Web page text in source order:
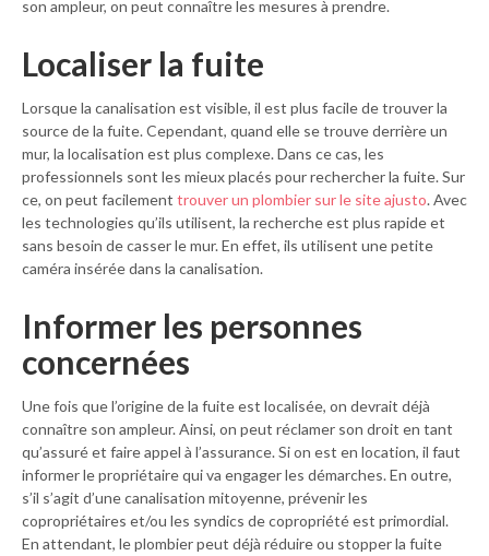
son ampleur, on peut connaître les mesures à prendre.
Localiser la fuite
Lorsque la canalisation est visible, il est plus facile de trouver la
source de la fuite. Cependant, quand elle se trouve derrière un
mur, la localisation est plus complexe. Dans ce cas, les
professionnels sont les mieux placés pour rechercher la fuite. Sur
ce, on peut facilement trouver un plombier sur le site ajusto. Avec
les technologies qu’ils utilisent, la recherche est plus rapide et
sans besoin de casser le mur. En effet, ils utilisent une petite
caméra insérée dans la canalisation.
Informer les personnes
concernées
Une fois que l’origine de la fuite est localisée, on devrait déjà
connaître son ampleur. Ainsi, on peut réclamer son droit en tant
qu’assuré et faire appel à l’assurance. Si on est en location, il faut
informer le propriétaire qui va engager les démarches. En outre,
s’il s’agit d’une canalisation mitoyenne, prévenir les
copropriétaires et/ou les syndics de copropriété est primordial.
En attendant, le plombier peut déjà réduire ou stopper la fuite